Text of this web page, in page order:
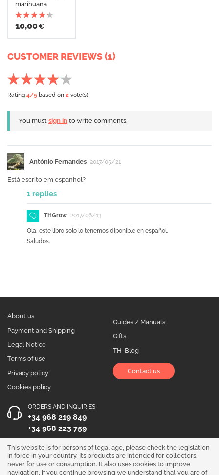
marihuana
10,00€
CUSTOMER REVIEWS (1)
Rating 4/5 based on 2 vote(s)
You must sign in to write comments.
António Fernandes 2017/05/21
Está escrito em espanhol?
1 replies
THGrow 2017/06/13
Ola, este libro solo lo tenemos diponible en español.
Saludos.
About us
Payment and Shipping
Legal Notice
Terms of use
Privacy policy
Cookies policy
Guides / Manuals
Gifts
TH-Blog
Contact us
ORDERS AND INQUIRIES
+34 968 219 849
+34 968 223 759
OPENING HOURS
Monday to Friday 10:00 - 19:00
This website is for persons of legal age, please check the legislation
in force in your country. Its products are intended for collectors,
never for use or consumption. It also uses cookies to improve
navigation, if you continue browsing we understand that you are of